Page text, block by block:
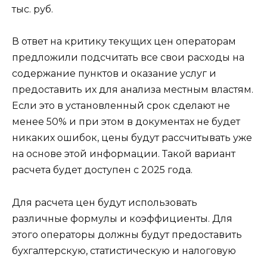
тыс. руб.
В ответ на критику текущих цен операторам
предложили подсчитать все свои расходы на
содержание пунктов и оказание услуг и
предоставить их для анализа местным властям.
Если это в установленный срок сделают не
менее 50% и при этом в документах не будет
никаких ошибок, цены будут рассчитывать уже
на основе этой информации. Такой вариант
расчета будет доступен с 2025 года.
Для расчета цен будут использовать
различные формулы и коэффициенты. Для
этого операторы должны будут предоставить
бухгалтерскую, статистическую и налоговую